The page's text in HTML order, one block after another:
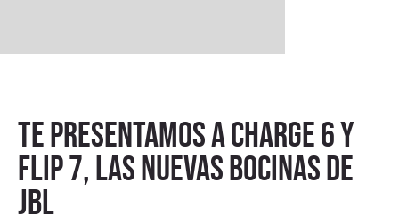
Te presentamos a Charge 6 y
Flip 7, las nuevas bocinas de
JBL